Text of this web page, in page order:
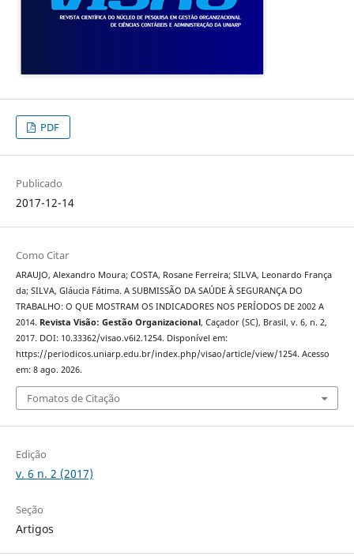
PDF
Publicado
2017-12-14
Como Citar
ARAUJO, Alexandro Moura; COSTA, Rosane Ferreira; SILVA, Leonardo França
da; SILVA, Gláucia Fátima. A SUBMISSÃO DA SAÚDE À SEGURANÇA DO
TRABALHO: O QUE MOSTRAM OS INDICADORES NOS PERÍODOS DE 2002 A
2014. Revista Visão: Gestão Organizacional, Caçador (SC), Brasil, v. 6, n. 2,
2017. DOI: 10.33362/visao.v6i2.1254. Disponível em:
https://periodicos.uniarp.edu.br/index.php/visao/article/view/1254. Acesso
em: 8 ago. 2026.
Fomatos de Citação
Edição
v. 6 n. 2 (2017)
Seção
Artigos